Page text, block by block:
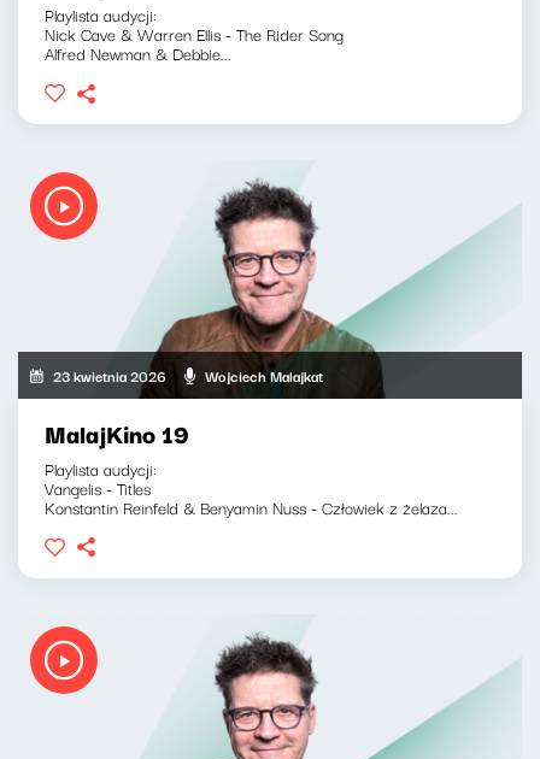
Playlista audycji:
Nick Cave & Warren Ellis - The Rider Song
Alfred Newman & Debbie...
23 kwietnia 2026 Wojciech Malajkat
MalajKino 19
Playlista audycji:
Vangelis - Titles
Konstantin Reinfeld & Benyamin Nuss - Człowiek z żelaza...